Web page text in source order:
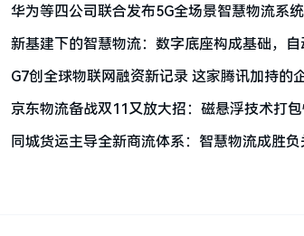
华为等四公司联合发布5G全场景智慧物流系统
新基建下的智慧物流：数字底座构成基础，
闭环
G7创全球物联网融资新记录 这家腾讯加持的企业会否成
为智慧物流新巨头？
京东物流备战双11又放大招：磁悬浮技术打
升明显
同城货运主导全新商流体系：智慧物流成胜负